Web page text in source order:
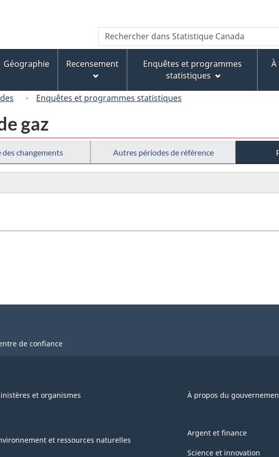
au
contenu
principal
« À
propos
de
ce
version
HTML
simplifiée
Recherche
Rechercher
dans
Canada
Géographie Recensement
Enquêtes et programmes
statistiques
Enquêtes et programmes statistiques
gaz
des changements Autres périodes de référence
de confiance
et organismes À propos du
et ressources naturelles
Argent et finance
Science et innovation